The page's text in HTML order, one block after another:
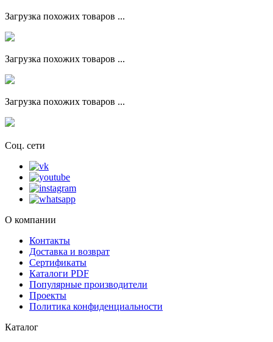
Загрузка похожих товаров ...
Загрузка похожих товаров ...
Загрузка похожих товаров ...
Соц. сети
О компании
Контакты
Доставка и возврат
Сертификаты
Каталоги PDF
Популярные производители
Проекты
Политика конфиденциальности
Каталог